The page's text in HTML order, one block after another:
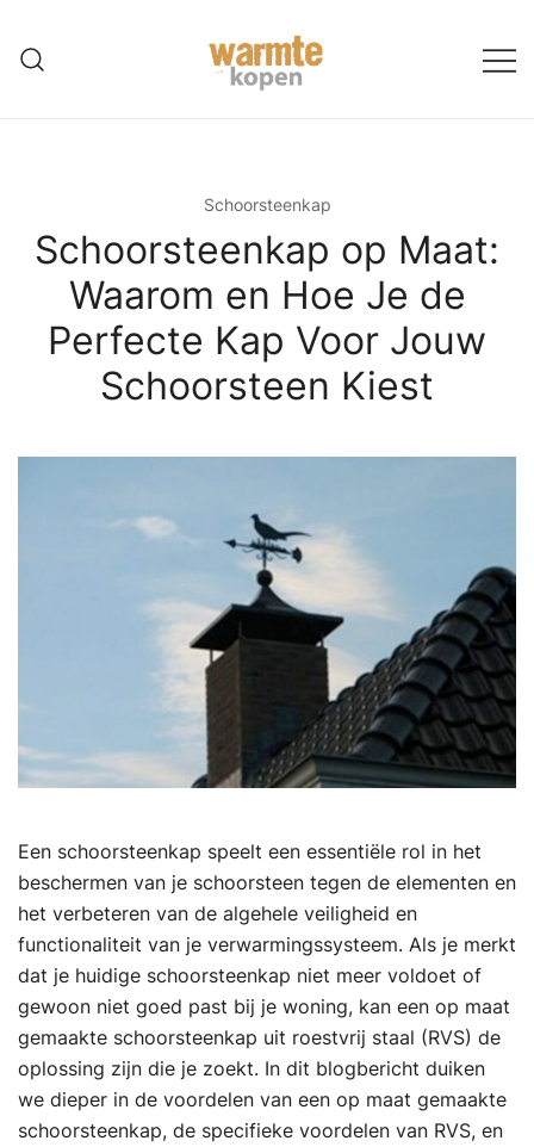
naar
Schoorsteenkap
Schoorsteenkap op Maat:
Waarom en Hoe Je de
Perfecte Kap Voor Jouw
Schoorsteen Kiest
Een schoorsteenkap speelt een essentiële rol in het
beschermen van je schoorsteen tegen de elementen en
het verbeteren van de algehele veiligheid en
functionaliteit van je verwarmingssysteem. Als je merkt
dat je huidige schoorsteenkap niet meer voldoet of
gewoon niet goed past bij je woning, kan een op maat
gemaakte schoorsteenkap uit roestvrij staal (RVS) de
oplossing zijn die je zoekt. In dit blogbericht duiken
we dieper in de voordelen van een op maat gemaakte
schoorsteenkap, de specifieke voordelen van RVS, en